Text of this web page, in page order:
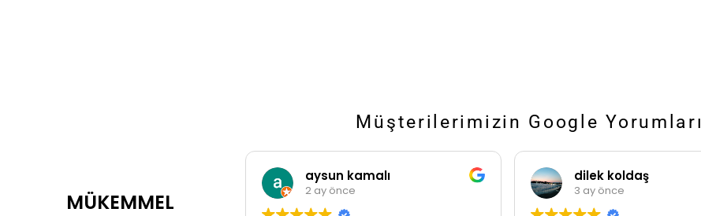
Müşterilerimizin Google Yorumları
MÜKEMMEL
aysun kamalı
2 ay önce
dilek koldaş
3 ay önce